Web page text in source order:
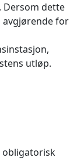
Dersom dette
avgjørende for
utløp.
obligatorisk